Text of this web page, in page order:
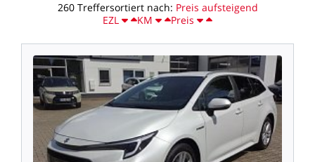
260 Treffersortiert nach: Preis aufsteigend
EZL
KM Preis